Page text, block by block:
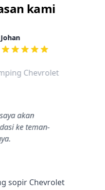
kami
Johan
dari ulasan adalah bintang
Chevrolet
akan
ke teman-
sopir Chevrolet